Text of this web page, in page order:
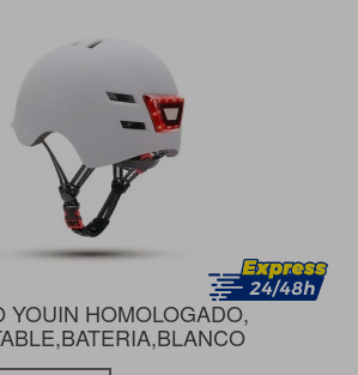
YOUIN HOMOLOGADO,